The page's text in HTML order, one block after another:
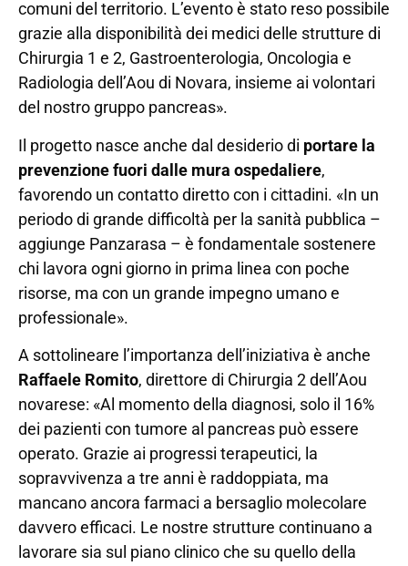
comuni del territorio. L’evento è stato reso possibile
grazie alla disponibilità dei medici delle strutture di
Chirurgia 1 e 2, Gastroenterologia, Oncologia e
Radiologia dell’Aou di Novara, insieme ai volontari
del nostro gruppo pancreas».
Il progetto nasce anche dal desiderio di portare la
prevenzione fuori dalle mura ospedaliere,
favorendo un contatto diretto con i cittadini. «In un
periodo di grande difficoltà per la sanità pubblica –
aggiunge Panzarasa – è fondamentale sostenere
chi lavora ogni giorno in prima linea con poche
risorse, ma con un grande impegno umano e
professionale».
A sottolineare l’importanza dell’iniziativa è anche
Raffaele Romito, direttore di Chirurgia 2 dell’Aou
novarese: «Al momento della diagnosi, solo il 16%
dei pazienti con tumore al pancreas può essere
operato. Grazie ai progressi terapeutici, la
sopravvivenza a tre anni è raddoppiata, ma
mancano ancora farmaci a bersaglio molecolare
davvero efficaci. Le nostre strutture continuano a
lavorare sia sul piano clinico che su quello della